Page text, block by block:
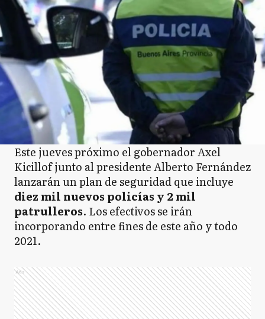
Este jueves próximo el gobernador Axel
Kicillof junto al presidente Alberto Fernández
lanzarán un plan de seguridad que incluye
diez mil nuevos policías y 2 mil
patrulleros. Los efectivos se irán
incorporando entre fines de este año y todo
2021.
Ads